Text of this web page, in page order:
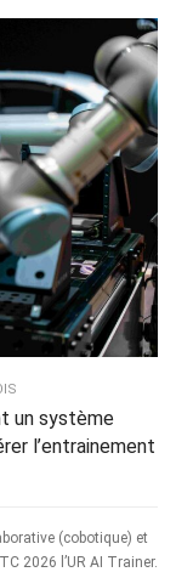
un système
l’entrainement
(cobotique) et
2026 l’UR AI Trainer.